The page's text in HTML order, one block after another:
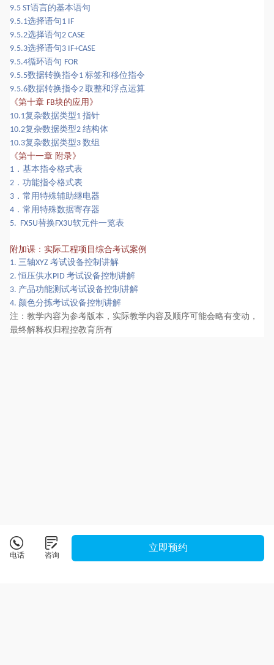
9.5 ST语言的基本语句
9.5.1选择语句1 IF
9.5.2选择语句2 CASE
9.5.3选择语句3 IF+CASE
9.5.4循环语句 FOR
9.5.5数据转换指令1 标签和移位指令
9.5.6数据转换指令2 取整和浮点运算
《第十章 FB块的应用 》
10.1复杂数据类型1 指针
10.2复杂数据类型2 结构体
10.3复杂数据类型3 数组
《第十一章 附录》
1 ．基本指令格式表
2 ．功能指令格式表
3 ．常用特殊辅助继电器
4 ．常用特殊数据寄存器
5. FX5U替换 FX3U软元件一览表
附加课：实际工程项目综合考试案例
1. 三轴XYZ 考试设备控制讲解
2.恒压供水 PID 考试设备控制讲解
3. 产品功能测试考试设备控制讲解
4. 颜色分拣考试设备控制讲解
注：教学内容为参考版本，实际教学内容及顺序可能会略有变动，
最终解释权归程控教育所有
电话 咨询
立即预约